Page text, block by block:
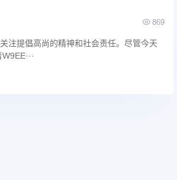
869
注提倡高尚的精神和社会责任。尽管今天